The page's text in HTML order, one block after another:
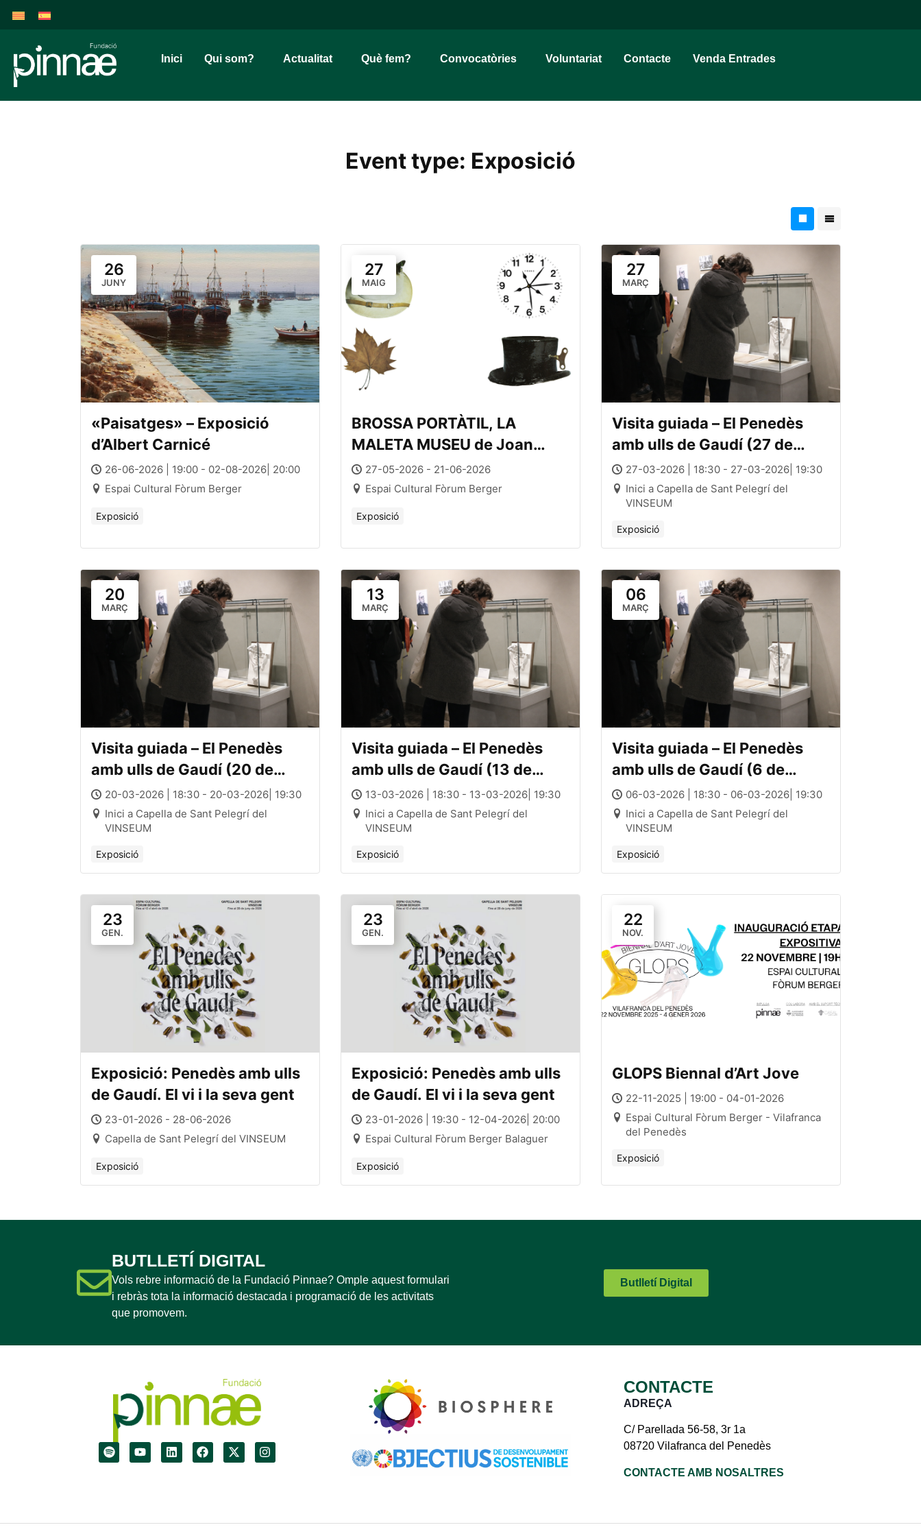
Inici Qui som? Actualitat Què fem? Convocatòries Voluntariat Contacte Venda Entrades
Event type: Exposició
26
JUNY
«Paisatges» – Exposició
d’Albert Carnicé
26-06-2026 | 19:00 - 02-08-2026| 20:00
Espai Cultural Fòrum Berger
Exposició
27
MAIG
BROSSA PORTÀTIL, LA
MALETA MUSEU de Joan
Brossa
27-05-2026 - 21-06-2026
Espai Cultural Fòrum Berger
Exposició
27
MARÇ
Visita guiada – El Penedès
amb ulls de Gaudí (27 de
març)
27-03-2026 | 18:30 - 27-03-2026| 19:30
Inici a Capella de Sant Pelegrí del
VINSEUM
Exposició
20
MARÇ
Visita guiada – El Penedès
amb ulls de Gaudí (20 de
març)
20-03-2026 | 18:30 - 20-03-2026| 19:30
Inici a Capella de Sant Pelegrí del
VINSEUM
Exposició
13
MARÇ
Visita guiada – El Penedès
amb ulls de Gaudí (13 de
març)
13-03-2026 | 18:30 - 13-03-2026| 19:30
Inici a Capella de Sant Pelegrí del
VINSEUM
Exposició
06
MARÇ
Visita guiada – El Penedès
amb ulls de Gaudí (6 de
març)
06-03-2026 | 18:30 - 06-03-2026| 19:30
Inici a Capella de Sant Pelegrí del
VINSEUM
Exposició
23
GEN.
Exposició: Penedès amb ulls
de Gaudí. El vi i la seva gent
23-01-2026 - 28-06-2026
Capella de Sant Pelegrí del VINSEUM
Exposició
23
GEN.
Exposició: Penedès amb ulls
de Gaudí. El vi i la seva gent
23-01-2026 | 19:30 - 12-04-2026| 20:00
Espai Cultural Fòrum Berger Balaguer
Exposició
22
NOV.
GLOPS Biennal d’Art Jove
22-11-2025 | 19:00 - 04-01-2026
Espai Cultural Fòrum Berger - Vilafranca
del Penedès
Exposició
BUTLLETÍ DIGITAL
Vols rebre informació de la Fundació Pinnae? Omple aquest formulari
i rebràs tota la informació destacada i programació de les activitats
que promovem.
Butlletí Digital
CONTACTE
ADREÇA
C/ Parellada 56-58, 3r 1a
08720 Vilafranca del Penedès
CONTACTE AMB NOSALTRES